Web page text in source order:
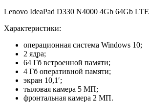
Lenovo IdeaPad D330 N4000 4Gb 64Gb LTE
Характеристики:
операционная система Windows 10;
2 ядра;
64 Гб встроенной памяти;
4 Гб оперативной памяти;
экран 10,1′;
тыловая камера 5 МП;
фронтальная камера 2 МП.